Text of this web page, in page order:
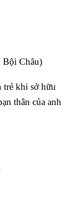
Bội Châu)
trẻ khi sở hữu
thân của anh